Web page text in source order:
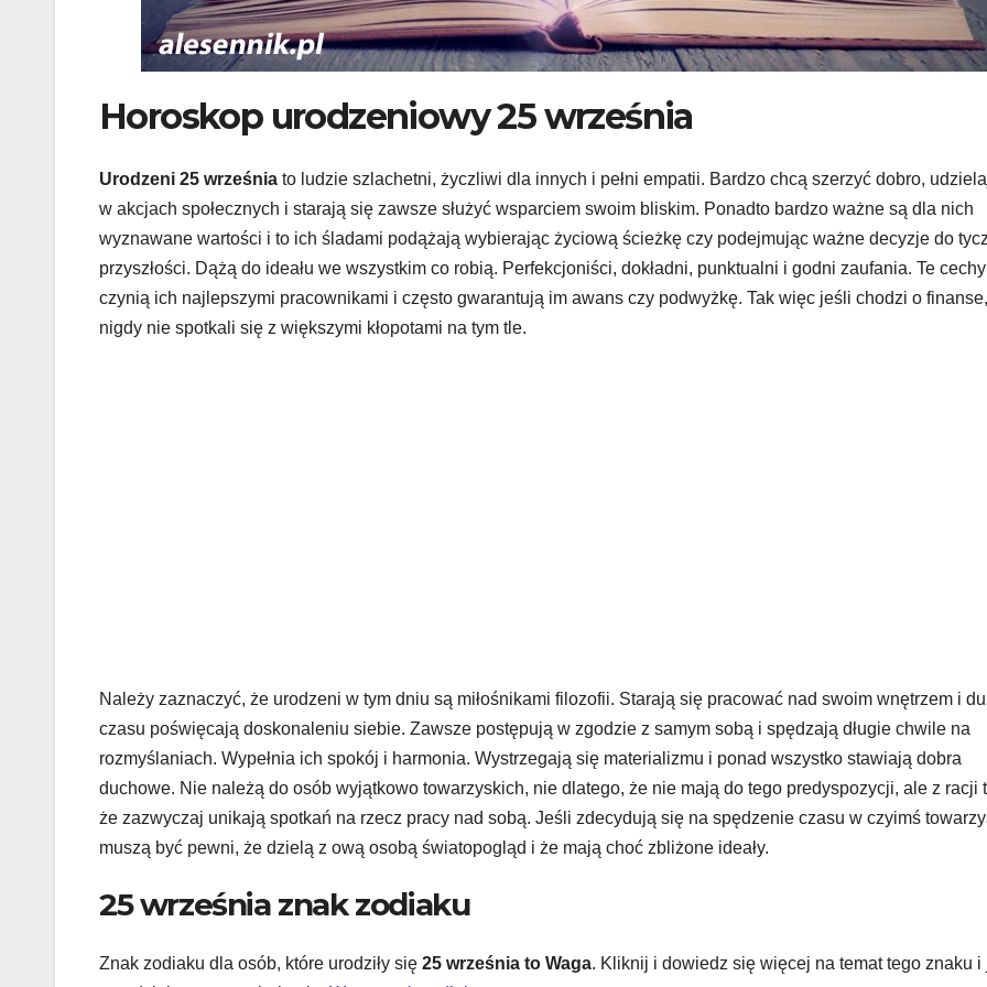
Horoskop urodzeniowy 25 września
Urodzeni 25 września to ludzie szlachetni, życzliwi dla innych i pełni empatii. Bardzo chcą szerzyć dobro,
w akcjach społecznych i starają się zawsze służyć wsparciem swoim bliskim. Ponadto bardzo ważne są dla nich
wyznawane wartości i to ich śladami podążają wybierając życiową ścieżkę czy podejmując ważne decyzje do
przyszłości. Dążą do ideału we wszystkim co robią. Perfekcjoniści, dokładni, punktualni i godni zaufania. Te cechy
czynią ich najlepszymi pracownikami i często gwarantują im awans czy podwyżkę. Tak więc jeśli chodzi o finanse,
nigdy nie spotkali się z większymi kłopotami na tym tle.
Należy zaznaczyć, że urodzeni w tym dniu są miłośnikami filozofii. Starają się pracować nad swoim wnętrzem i
czasu poświęcają doskonaleniu siebie. Zawsze postępują w zgodzie z samym sobą i spędzają długie chwile na
rozmyślaniach. Wypełnia ich spokój i harmonia. Wystrzegają się materializmu i ponad wszystko stawiają dobra
duchowe. Nie należą do osób wyjątkowo towarzyskich, nie dlatego, że nie mają do tego predyspozycji, ale z racji
że zazwyczaj unikają spotkań na rzecz pracy nad sobą. Jeśli zdecydują się na spędzenie czasu w czyimś
muszą być pewni, że dzielą z ową osobą światopogląd i że mają choć zbliżone ideały.
25 września znak zodiaku
Znak zodiaku dla osób, które urodziły się 25 września to Waga. Kliknij i dowiedz się więcej na temat tego znaku i